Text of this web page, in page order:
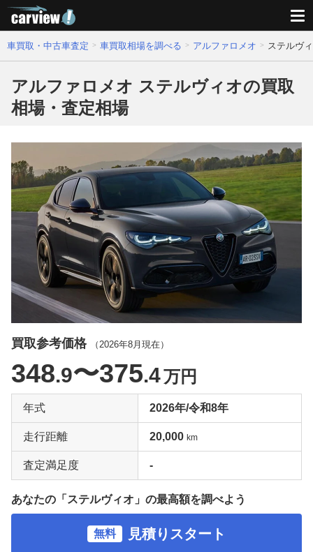
車買取・中古車査定 車買取相場を調べる アルファロメオ ステルヴ
アルファロメオ ステルヴィオの買取
相場・査定相場
買取参考価格 （ 2026年8月 現在）
348.9〜375.4万円
年式 2026年/令和8年
走行距離 20,000 km
査定満足度 -
あなたの「ステルヴィオ」の最高額を調べよう
無料 見積りスタート